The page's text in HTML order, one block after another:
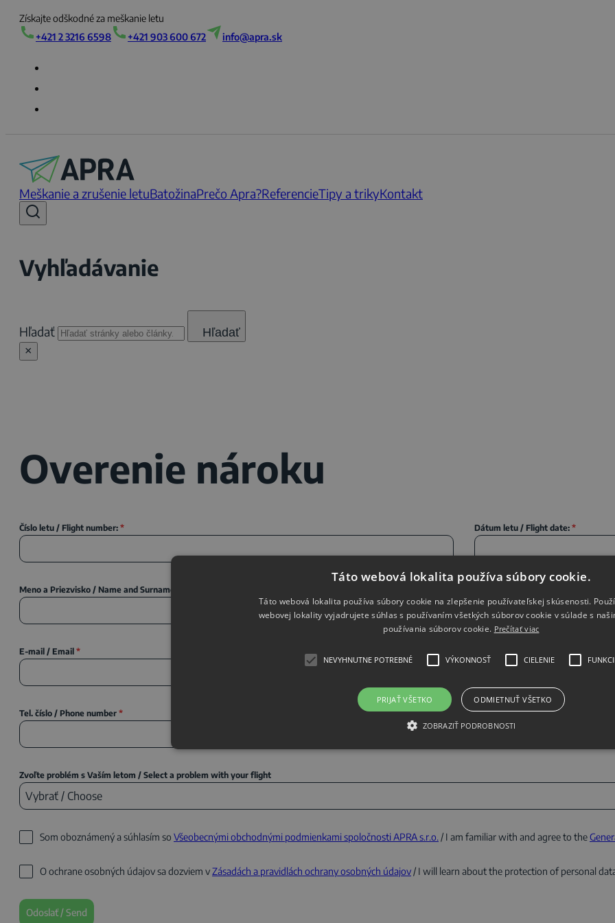
Získajte odškodné za meškanie letu
+421 2 3216 6598
+421 903 600 672 info@apra.sk
Meškanie a zrušenie letuBatožinaPrečo Apra?ReferencieTipy a trikyKontakt
Vyhľadávanie
Hľadať
Hľadať
×
Overenie nároku
Číslo letu / Flight number: * Dátum letu / Flight date: *
Meno a Priezvisko / Name and Surname
E-mail / Email *
Tel. číslo / Phone number *
Zvoľte problém s Vaším letom / Select a problem with your flight
Vybrať / Choose
Som oboznámený a súhlasím so Všeobecnými obchodnými podmienkami spoločnosti APRA s.r.o. / I am familiar with and agree to the
O ochrane osobných údajov sa dozviem vZásadách a pravidlách ochrany osobných údajov/ I will learn about the protection of personal
Odoslať / Send
Táto webová lokalita používa súbory cookie.
Táto webová lokalita používa súbory cookie na zlepšenie používateľskej skúsenosti.
webovej lokality vyjadrujete súhlas s používaním všetkých súborov cookie v súlade s
používania súborov cookie. Prečítať viac
NEVYHNUTNE POTREBNÉ VÝKONNOSŤ CIELENIE
PRIJAŤ VŠETKO ODMIETNUŤ VŠETKO
ZOBRAZIŤ PODROBNOSTI